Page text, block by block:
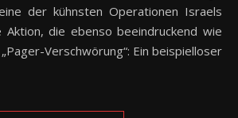
der kühnsten Operationen Israels
die ebenso beeindruckend wie
Verschwörung“: Ein beispielloser